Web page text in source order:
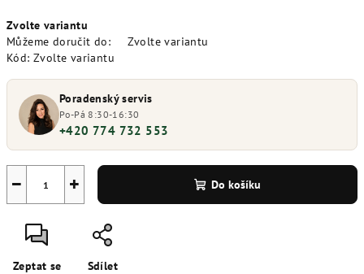
cena:
Zvolte variantu
Můžeme doručit do:
Zvolte variantu
Kód: Zvolte variantu
Poradenský servis
Po-Pá 8:30-16:30
+420 774 732 553
+
− Do košíku
Zeptat se Sdílet